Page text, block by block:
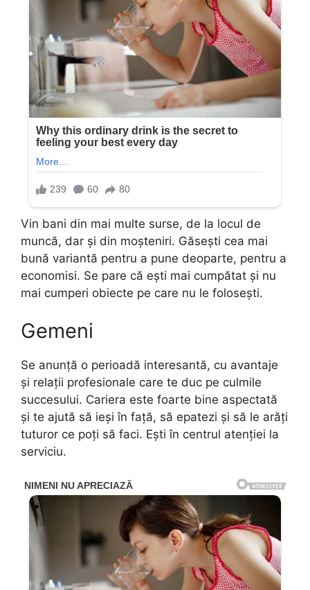
Vin bani din mai multe surse, de la locul de
muncă, dar și din moșteniri. Găsești cea mai
bună variantă pentru a pune deoparte, pentru a
economisi. Se pare că ești mai cumpătat și nu
mai cumperi obiecte pe care nu le folosești.
Gemeni
Se anunță o perioadă interesantă, cu avantaje
și relații profesionale care te duc pe culmile
succesului. Cariera este foarte bine aspectată
și te ajută să ieși în față, să epatezi și să le arăți
tuturor ce poți să faci. Ești în centrul atenției la
serviciu.